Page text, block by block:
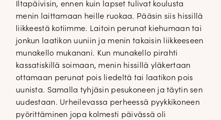
Iltapäivisin, ennen kuin lapset tulivat koulusta
menin laittamaan heille ruokaa. Pääsin siis hissillä
liikkeestä kotiimme. Laitoin perunat kiehumaan tai
jonkun laatikon uuniin ja menin takaisin liikkeeseen
munakello mukanani. Kun munakello pirahti
kassatiskillä soimaan, menin hissillä yläkertaan
ottamaan perunat pois liedeltä tai laatikon pois
uunista. Samalla tyhjäsin pesukoneen ja täytin sen
uudestaan. Urheilevassa perheessä pyykkikoneen
pyörittäminen jopa kolmesti päivässä oli